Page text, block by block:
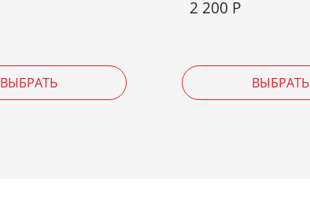
ВЫБРАТЬ
2 200 Р
ВЫБРАТЬ